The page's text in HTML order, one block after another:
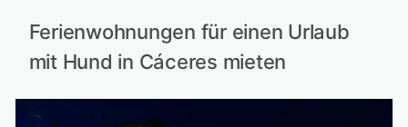
Ferienwohnungen für einen Urlaub
mit Hund in Cáceres mieten